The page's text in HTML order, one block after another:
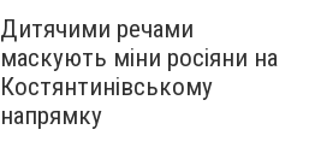
Дитячими речами
маскують міни росіяни на
Костянтинівському
напрямку